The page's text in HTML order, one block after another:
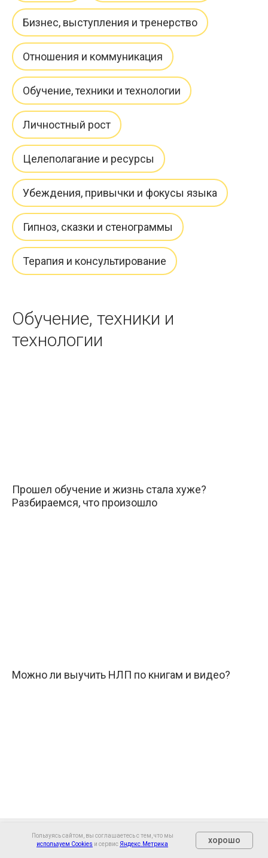
Очно Онлайн О нас Контакты
Бизнес, выступления и тренерство
Отношения и коммуникация
Обучение, техники и технологии
Личностный рост
Целеполагание и ресурсы
Убеждения, привычки и фокусы языка
Гипноз, сказки и стенограммы
Терапия и консультирование
Обучение, техники и
технологии
Прошел обучение и жизнь стала хуже?
Разбираемся, что произошло
Можно ли выучить НЛП по книгам и видео?
Эриксоновский гипноз: как это работает и чем
Пользуясь сайтом, вы соглашаетесь с тем, что мы
используем Cookies и сервис Яндекс.Метрика хорошо